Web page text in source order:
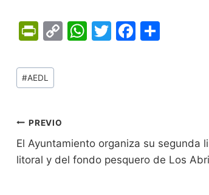
Pr
tF
ri
n
dl
y
C
k
W
p
T
F
o
k
Tags
de
#AEDL
Navegación
de
PREVIO
El Ayuntamiento organiza su segunda
litoral y del fondo pesquero de Los